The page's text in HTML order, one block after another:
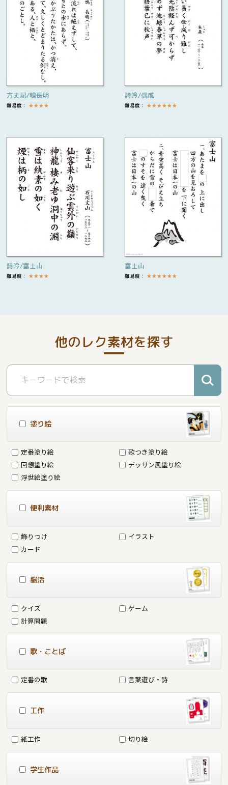
方丈記/鴨長明
難易度： ★★★★
詩吟/偶成
難易度： ★★★★★★
詩吟/富士山
難易度： ★★★★
富士山
難易度： ★★★★★★
他のレク素材を探す
塗り絵
定番塗り絵
歌つき塗り絵
回想塗り絵
デッサン風塗り絵
浮世絵塗り絵
便利素材
飾りつけ
イラスト
カード
脳活
クイズ
ゲーム
計算問題
歌・ことば
定番の歌 言葉遊び・詩
工作
紙工作 切り絵
学生作品